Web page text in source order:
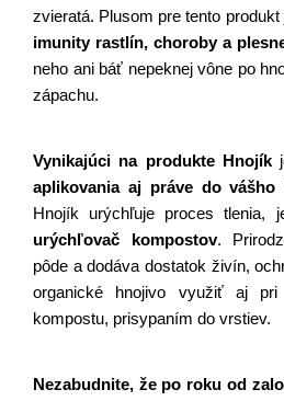
zvieratá. Plusom pre tento produkt
imunity rastlín, choroby a
neho ani báť nepeknej vône po
zápachu.
Vynikajúci na produkte Hnojík
aplikovania aj práve do vášho
urýchľovač kompostov.
pôde a dodáva dostatok živín,
organické hnojivo využiť aj pri
kompostu, prisypaním do vrstiev.
Nezabudnite, že po roku od